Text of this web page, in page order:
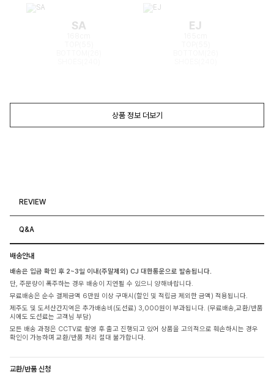
SA EJ
상품 정보 더보기
REVIEW
Q&A
배송안내
배송은 입금 확인 후 2~3일 이내(주말제외) CJ 대한통운으로 발송됩니다.
단, 주문량이 폭주하는 경우 배송이 지연될 수 있으니 양해바랍니다.
무료배송은 순수 결제금액 6만원 이상 구매시(할인 및 적립금 제외한 금액) 적용됩니다.
제주도 및 도서산간지역은 추가배송비(도선료) 3,000원이 부과됩니다. (무료배송,교환/반품
시에도 도선료는 고객님 부담)
모든 배송 과정은 CCTV로 촬영 후 출고 진행되고 있어 상품을 고의적으로 훼손하시는 경우
확인이 가능하며 교환/반품 처리 절대 불가합니다.
교환/반품 신청